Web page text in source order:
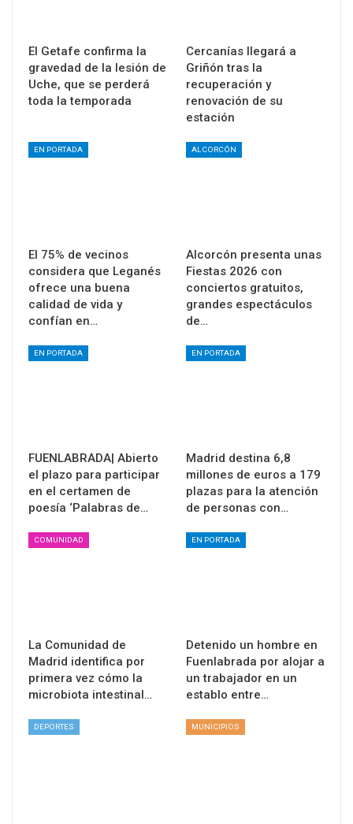
El Getafe confirma la
gravedad de la lesión de
Uche, que se perderá
toda la temporada
Cercanías llegará a
Griñón tras la
recuperación y
renovación de su
estación
EN PORTADA
El 75% de vecinos
considera que Leganés
ofrece una buena
calidad de vida y
confían en…
ALCORCÓN
Alcorcón presenta unas
Fiestas 2026 con
conciertos gratuitos,
grandes espectáculos
de…
EN PORTADA
FUENLABRADA| Abierto
el plazo para participar
en el certamen de
poesía ‘Palabras de…
EN PORTADA
Madrid destina 6,8
millones de euros a 179
plazas para la atención
de personas con…
COMUNIDAD
La Comunidad de
Madrid identifica por
primera vez cómo la
microbiota intestinal…
EN PORTADA
Detenido un hombre en
Fuenlabrada por alojar a
un trabajador en un
establo entre…
DEPORTES MUNICIPIOS